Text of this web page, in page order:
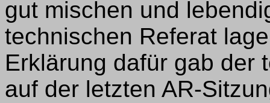
gut mischen und
technischen Referat
Erklärung dafür gab der
auf der letzten AR-